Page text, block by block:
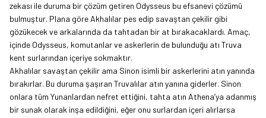
zekası ile duruma bir çözüm getiren Odysseus bu efsanevi çözümü
bulmuştur. Plana göre Akhalılar pes edip savaştan çekilir gibi
gözükecek ve arkalarında da tahtadan bir at bırakacaklardı. Amaç,
içinde Odysseus, komutanlar ve askerlerin de bulunduğu atı Truva
kent surlarından içeriye sokmaktır.
Akhalılar savaştan çekilir ama Sinon isimli bir askerlerini atın yanında
bırakırlar. Bu duruma şaşıran Truvalılar atın yanına giderler. Sinon
onlara tüm Yunanlardan nefret ettiğini, tahta atın Athena’ya adanmış
bir sunak olarak inşa edildiğini, eğer onu surlardan içeri alırlarsa